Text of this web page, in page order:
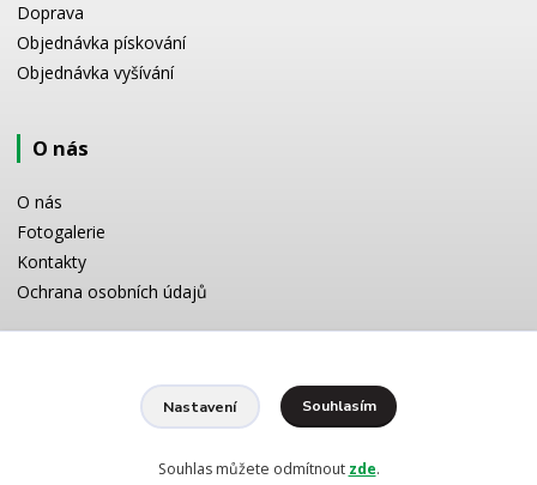
Doprava
Objednávka pískování
Objednávka vyšívání
O nás
O nás
Fotogalerie
Kontakty
Ochrana osobních údajů
Potřebujete poradit s výběrem? Neváhejte se zeptat:
+420 728 772 566
info@reklamnipiskovani.cz
Nastavení Souhlasím
Souhlas můžete odmítnout zde.